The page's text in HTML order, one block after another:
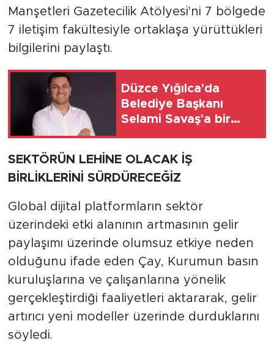
Manşetleri Gazetecilik Atölyesi'ni 7 bölgede
7 iletişim fakültesiyle ortaklaşa yürüttükleri
bilgilerini paylaştı.
Düzce Yığılca'da
Belediye Başkanı
Selami Savaş'a bir
SEKTÖRÜN LEHİNE OLACAK İŞ
BİRLİKLERİNİ SÜRDÜRECEĞİZ
Global dijital platformların sektör
üzerindeki etki alanının artmasının gelir
paylaşımı üzerinde olumsuz etkiye neden
olduğunu ifade eden Çay, Kurumun basın
kuruluşlarına ve çalışanlarına yönelik
gerçekleştirdiği faaliyetleri aktararak, gelir
artırıcı yeni modeller üzerinde durduklarını
söyledi.